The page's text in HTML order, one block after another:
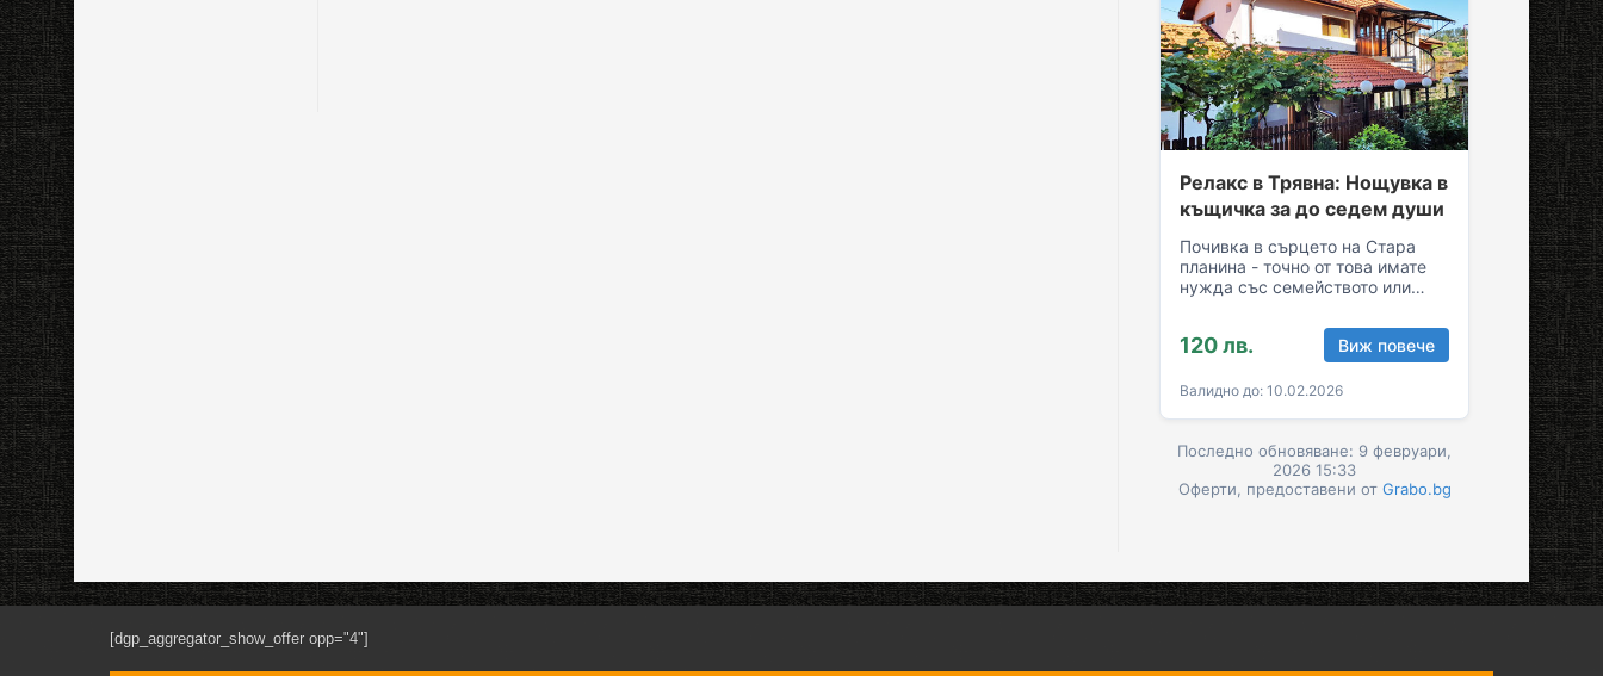
Релакс в Трявна: Нощувка в
къщичка за до седем души
Почивка в сърцето на Стара
планина - точно от това имате
нужда със семейството или
120 лв. Виж повече
Валидно до: 10.02.2026
Последно обновяване: 9 февруари,
2026 15:33
Оферти, предоставени от Grabo.bg
[dgp_aggregator_show_offer opp="4"]